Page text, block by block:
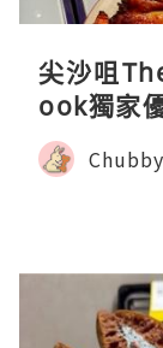
尖沙咀
ook獨家